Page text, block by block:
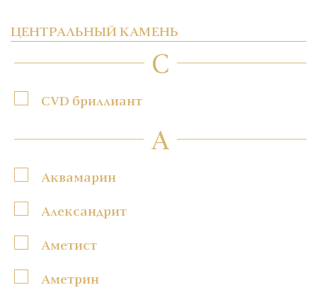
ЦЕНТРАЛЬНЫЙ КАМЕНЬ
C
CVD бриллиант
А
Аквамарин
Александрит
Аметист
Аметрин